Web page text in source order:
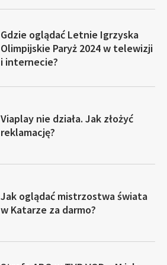
Gdzie oglądać Letnie Igrzyska
Olimpijskie Paryż 2024 w telewizji
i internecie?
Viaplay nie działa. Jak złożyć
reklamację?
Jak oglądać mistrzostwa świata
w Katarze za darmo?